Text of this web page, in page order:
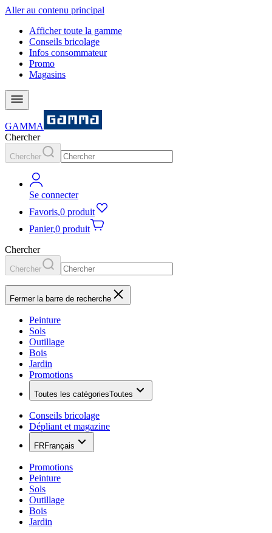
Aller au contenu principal
Afficher toute la gamme
Conseils bricolage
Infos consommateur
Promo
Magasins
GAMMA
Chercher
Chercher
Se connecter
Favoris,0 produit
Panier,0 produit
Chercher
Chercher
Fermer la barre de recherche
Peinture
Sols
Outillage
Bois
Jardin
Promotions
Toutes les catégoriesToutes
Conseils bricolage
Dépliant et magazine
FRFrançais
Promotions
Peinture
Sols
Outillage
Bois
Jardin